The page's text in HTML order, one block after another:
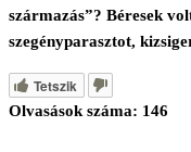
származás”? Béresek
szegényparasztot,
Tetszik
Olvasások száma: 146